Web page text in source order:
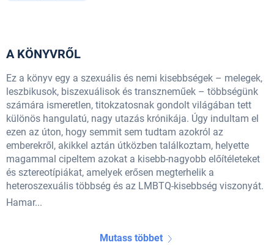
A KÖNYVRŐL
Ez a könyv egy a szexuális és nemi kisebbségek – melegek,
leszbikusok, biszexuálisok és transzneműek – többségünk
számára ismeretlen, titokzatosnak gondolt világában tett
különös hangulatú, nagy utazás krónikája. Úgy indultam el
ezen az úton, hogy semmit sem tudtam azokról az
emberekről, akikkel aztán útközben találkoztam, helyette
magammal cipeltem azokat a kisebb-nagyobb előítéleteket
és sztereotípiákat, amelyek erősen megterhelik a
heteroszexuális többség és az LMBTQ-kisebbség viszonyát.
Hamar...
Mutass többet